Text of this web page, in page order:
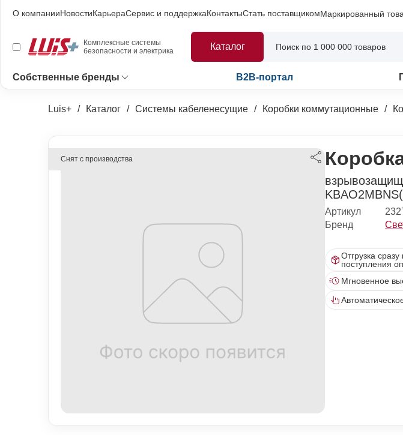
О компанииНовостиКарьераСервис и поддержкаКонтактыСтать поставщикомМаркированный
Комплексные системы
безопасности и электрика
Каталог
Собственные бренды B2B-портал
Luis+ Каталог Системы кабеленесущие Коробки коммутационные
Снят с производства
Артикул
Бренд
Отгрузка сразу
поступления
Мгновенное